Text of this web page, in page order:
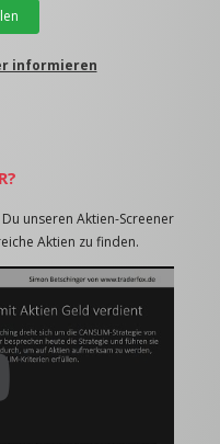
informieren
unseren Aktien-Screener
Aktien zu finden.